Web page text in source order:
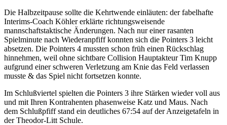
Die Halbzeitpause sollte die Kehrtwende einläuten: der fabelhafte
Interims-Coach Köhler erklärte richtungsweisende
mannschaftstaktische Änderungen. Nach nur einer rasanten
Spielminute nach Wiederanpfiff konnten sich die Pointers 3 leicht
absetzen. Die Pointers 4 mussten schon früh einen Rückschlag
hinnehmen, weil ohne sichtbare Collision Hauptakteur Tim Knupp
aufgrund einer schweren Verletzung am Knie das Feld verlassen
musste & das Spiel nicht fortsetzen konnte.
Im Schlußviertel spielten die Pointers 3 ihre Stärken wieder voll aus
und mit Ihren Kontrahenten phasenweise Katz und Maus. Nach
dem Schlußpfiff stand ein deutliches 67:54 auf der Anzeigetafeln in
der Theodor-Litt Schule.